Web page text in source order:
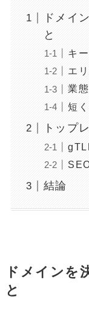
ドメイ
と
キ
エ
業
短
トップ
結論
ドメインを
と